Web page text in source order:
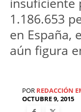
1.186.653
en España,
aún figura
POR REDACCIÓN
OCTUBRE 9, 2015